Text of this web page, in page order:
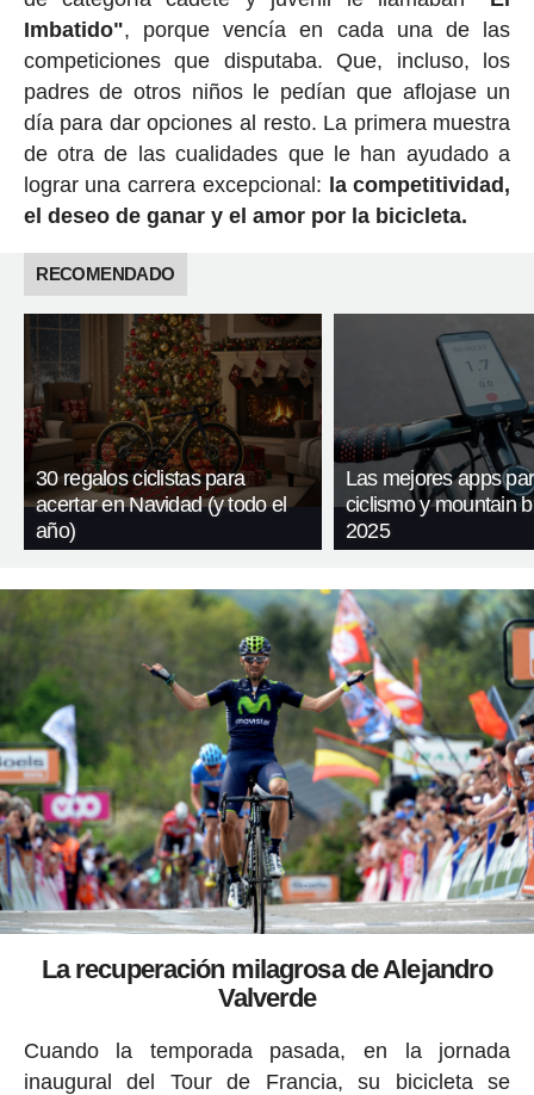
Imbatido", porque vencía en cada una de las
competiciones que disputaba. Que, incluso, los
padres de otros niños le pedían que aflojase un
día para dar opciones al resto. La primera muestra
de otra de las cualidades que le han ayudado a
lograr una carrera excepcional: la competitividad,
el deseo de ganar y el amor por la bicicleta.
RECOMENDADO
30 regalos ciclistas para
acertar en Navidad (y todo el
año)
Las mejores apps
ciclismo y mountain
2025
La recuperación milagrosa de Alejandro
Valverde
Cuando la temporada pasada, en la jornada
inaugural del Tour de Francia, su bicicleta se